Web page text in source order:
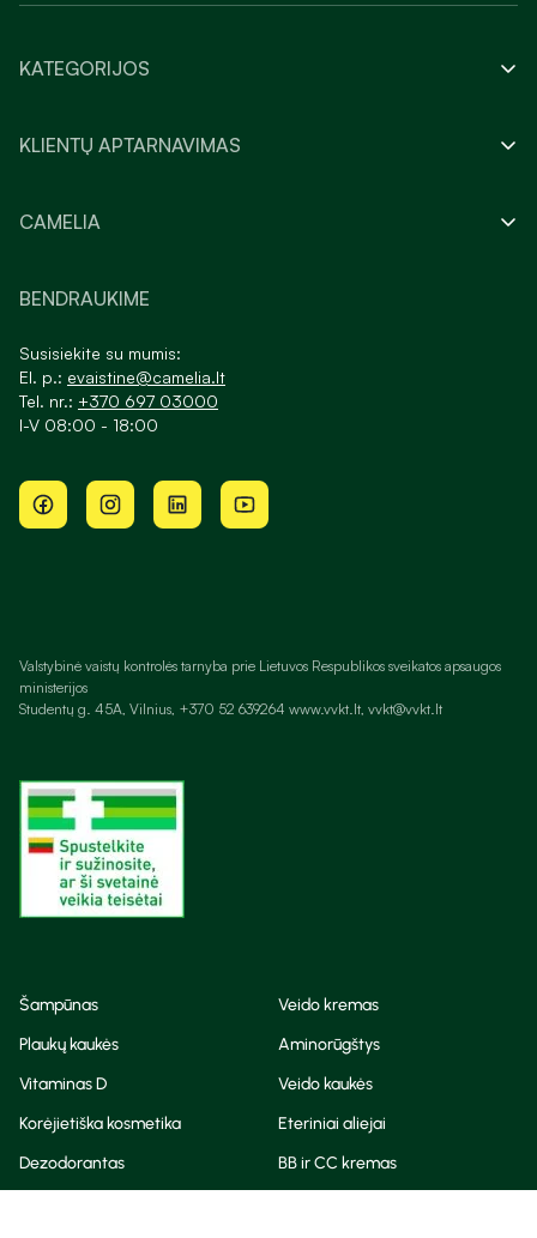
KATEGORIJOS
KLIENTŲ APTARNAVIMAS
CAMELIA
BENDRAUKIME
Susisiekite su mumis:
El. p.: evaistine@camelia.lt
Tel. nr.: +370 697 03000
I-V 08:00 - 18:00
Valstybinė vaistų kontrolės tarnyba prie Lietuvos Respublikos sveikatos apsaugos
ministerijos
Studentų g. 45A, Vilnius, +370 52 639264 www.vvkt.lt, vvkt@vvkt.lt
Šampūnas
Veido kremas
Plaukų kaukės
Aminorūgštys
Vitaminas D
Veido kaukės
Korėjietiška kosmetika
Eteriniai aliejai
Dezodorantas
BB ir CC kremas